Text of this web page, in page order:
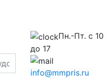
Пн.-Пт. с 10
до 17
info@mmpris.ru